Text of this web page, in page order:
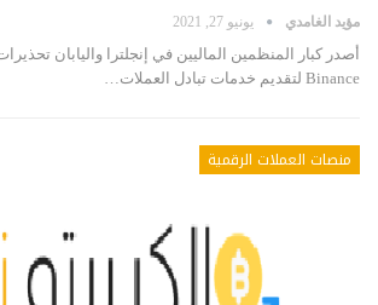
مؤيد الغامدي يونيو 27, 2021
أصدر كبار المنظمين الماليين في إنجلترا واليابان
Binance لتقديم خدمات تبادل العملات…
منصات العملات الرقمية